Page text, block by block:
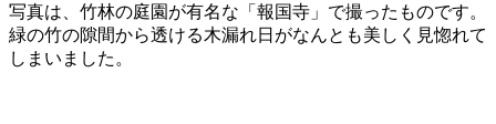
写真は、竹林の庭園が有名な「報国寺」で撮ったものです。
緑の竹の隙間から透ける木漏れ日がなんとも美しく見惚れて
しまいました。